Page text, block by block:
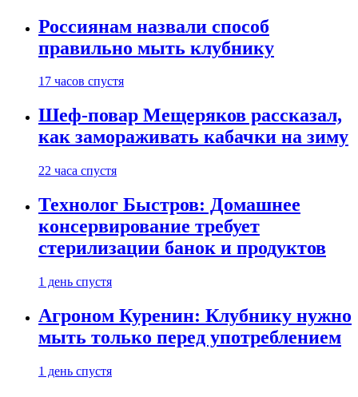
Россиянам назвали способ
правильно мыть клубнику
17 часов спустя
Шеф-повар Мещеряков рассказал,
как замораживать кабачки на зиму
22 часа спустя
Технолог Быстров: Домашнее
консервирование требует
стерилизации банок и продуктов
1 день спустя
Агроном Куренин: Клубнику нужно
мыть только перед употреблением
1 день спустя